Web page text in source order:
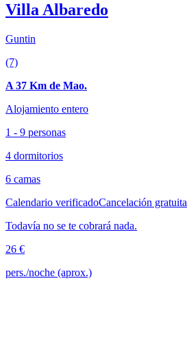
Villa Albaredo
Guntin
(7)
A 37 Km de Mao.
Alojamiento entero
1 - 9 personas
4 dormitorios
6 camas
Calendario verificadoCancelación gratuita
Todavía no se te cobrará nada.
26 €
pers./noche (aprox.)